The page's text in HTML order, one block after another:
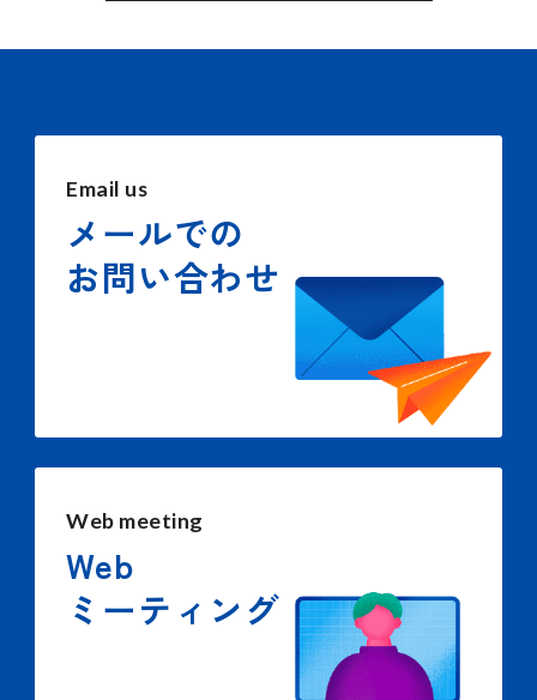
Email us
メールでの
お問い合わせ
Web meeting
Web
ミーティング